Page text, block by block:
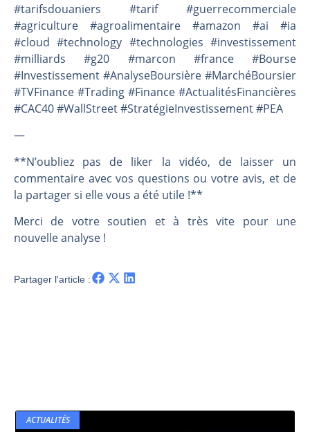
#tarifsdouaniers #tarif #guerrecommerciale
#agriculture #agroalimentaire #amazon #ai #ia
#cloud #technology #technologies #investissement
#milliards #g20 #marcon #france #Bourse
#Investissement #AnalyseBoursière #MarchéBoursier
#TVFinance #Trading #Finance #ActualitésFinancières
#CAC40 #WallStreet #StratégieInvestissement #PEA
—
**N’oubliez pas de liker la vidéo, de laisser un
commentaire avec vos questions ou votre avis, et de
la partager si elle vous a été utile !**
Merci de votre soutien et à très vite pour une
nouvelle analyse !
Partager l'article :
ACTUALITÉS